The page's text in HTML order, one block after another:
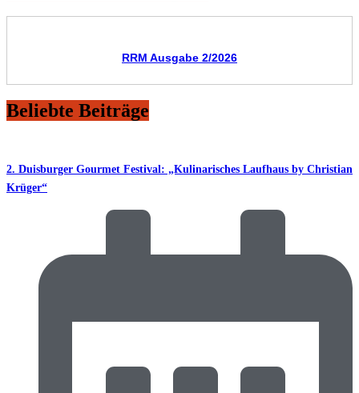
RRM Ausgabe 2/2026
Beliebte Beiträge
2. Duisburger Gourmet Festival: „Kulinarisches Laufhaus by Christian
Krüger“